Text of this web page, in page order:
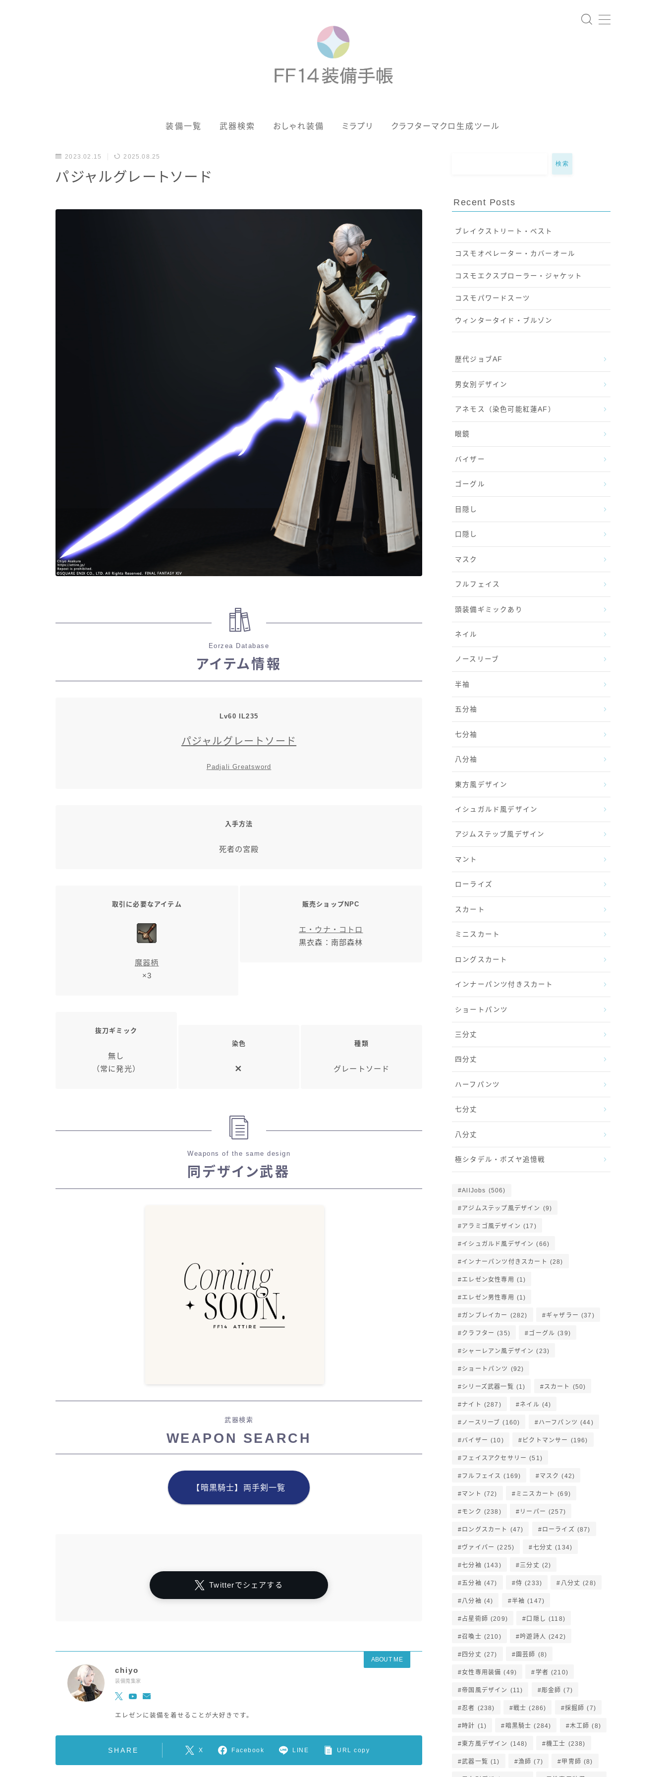
装備一覧 武器検索 おしゃれ装備 ミラプリ クラフターマクロ生成ツール
男女別デザイン
フルフェイス
頭装備ギミックあり
ネイル
ノースリーブ
五分袖
アジムステップ風デザイン
2023.02.15 2025.08.25
パジャルグレートソード
Eorzea Database
アイテム情報
Lv60 IL235
パジャルグレートソード
Padjali Greatsword
入手方法
死者の宮殿
取引に必要なアイテム
魔器柄
×3
販売ショップNPC
エ・ウナ・コトロ
黒衣森：南部森林
抜刀ギミック
無し
（常に発光）
染色 種類
グレートソード
Weapons of the same design
同デザイン武器
武器検索
WEAPON SEARCH
【暗黒騎士】両手剣一覧
Twitterでシェアする
ABOUT ME
chiyo
装備蒐集家
エレゼンに装備を着せることが大好きです。
SHARE X Facebook LINE URL copy
検索
Recent Posts
ブレイクストリート・ベスト
コスモオペレーター・カバーオール
コスモエクスプローラー・ジャケット
コスモパワードスーツ
ウィンタータイド・ブルゾン
歴代ジョブAF
男女別デザイン
アネモス（染色可能紅蓮AF）
眼鏡
バイザー
ゴーグル
目隠し
口隠し
マスク
フルフェイス
頭装備ギミックあり
ネイル
ノースリーブ
半袖
五分袖
七分袖
八分袖
東方風デザイン
イシュガルド風デザイン
アジムステップ風デザイン
マント
ローライズ
スカート
ミニスカート
ロングスカート
インナーパンツ付きスカート
ショートパンツ
三分丈
四分丈
ハーフパンツ
七分丈
八分丈
極シタデル・ボズヤ追憶戦
AllJobs (506)
アジムステップ風デザイン (9)
アラミゴ風デザイン (17)
イシュガルド風デザイン (66)
インナーパンツ付きスカート (28)
エレゼン女性専用 (1)
エレゼン男性専用 (1)
ガンブレイカー (282) ギャザラー (37)
クラフター (35) ゴーグル (39)
シャーレアン風デザイン (23)
ショートパンツ (92)
シリーズ武器一覧 (1) スカート (50)
ナイト (287) ネイル (4)
ノースリーブ (160) ハーフパンツ (44)
バイザー (10) ピクトマンサー (196)
フェイスアクセサリー (51)
フルフェイス (169) マスク (42)
マント (72) ミニスカート (69)
モンク (238) リーパー (257)
ロングスカート (47) ローライズ (87)
ヴァイパー (225) 七分丈 (134)
七分袖 (143) 三分丈 (2)
五分袖 (47) 侍 (233) 八分丈 (28)
八分袖 (4) 半袖 (147)
占星術師 (209) 口隠し (118)
召喚士 (210) 吟遊詩人 (242)
四分丈 (27) 園芸師 (8)
女性専用装備 (49) 学者 (210)
帝国風デザイン (11) 彫金師 (7)
忍者 (238) 戦士 (286) 採掘師 (7)
時計 (1) 暗黒騎士 (284) 木工師 (8)
東方風デザイン (148) 機工士 (238)
武器一覧 (1) 漁師 (7) 甲冑師 (8)